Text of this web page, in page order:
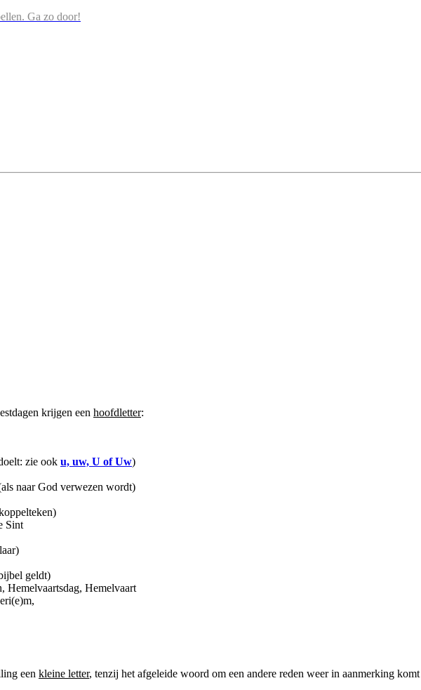
Ga zo door!
krijgen een hoofdletter:
zie ook u, uw, U of Uw)
naar God verwezen wordt)
Sint
geldt)
Hemelvaartsdag, Hemelvaart
een kleine letter, tenzij het afgeleide woord om een andere reden weer in aanmerking